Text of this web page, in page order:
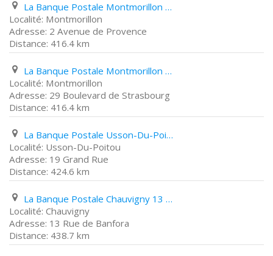
La Banque Postale Montmorillon 2 Avenue de Provence
Montmorillon
2 Avenue de Provence
416.4 km
La Banque Postale Montmorillon 29 Boulevard de Strasbourg
Montmorillon
29 Boulevard de Strasbourg
416.4 km
La Banque Postale Usson-Du-Poitou 19 Grand Rue
Usson-Du-Poitou
19 Grand Rue
424.6 km
La Banque Postale Chauvigny 13 Rue de Banfora
Chauvigny
13 Rue de Banfora
438.7 km